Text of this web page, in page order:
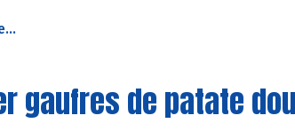
gaufres de patate